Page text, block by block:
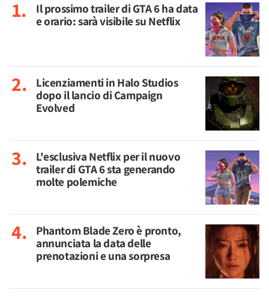
Il prossimo trailer di GTA 6 ha data
e orario: sarà visibile su Netflix
Licenziamenti in Halo Studios
dopo il lancio di Campaign
Evolved
L'esclusiva Netflix per il nuovo
trailer di GTA 6 sta generando
molte polemiche
Phantom Blade Zero è pronto,
annunciata la data delle
prenotazioni e una sorpresa